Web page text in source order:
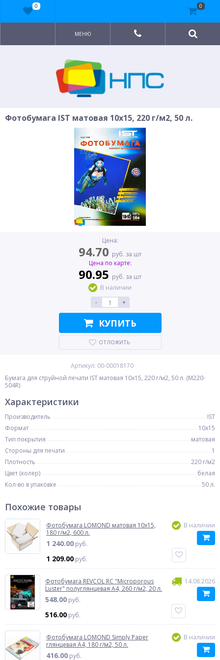
МЕНЮ
Фотобумага IST матовая 10x15, 220 г/м2, 50 л.
Цена:
94.70 руб. за шт
Цена по карте:
90.95 руб. за шт
В наличии
-
+
КУПИТЬ
ОТЛОЖИТЬ
Артикул: 00-00018170
Бумага для струйной печати IST матовая 10x15, 220 г/м2, 50 л. (M220-
504R)
Характеристики
Производитель
IST
Формат
10x15
Тип покрытия
матовая
Стороны для печати
1
Плотность
220 г/м2
Цвет (колер)
белая
Кол-во в упаковке
50 л.
Похожие товары
Фотобумага LOMOND матовая 10x15,
180 г/м2, 600 л.
1 240.00 руб.
1 209.00 руб.
В наличии
Фотобумага REVCOL RC "Microporous
Luster" полуглянцевая A4, 260 г/м2, 20 л.
548.00 руб.
516.00 руб.
14.08.2026
Фотобумага LOMOND Simply Paper
глянцевая A4, 180 г/м2, 50 л.
416.00 руб.
В наличии
0 0